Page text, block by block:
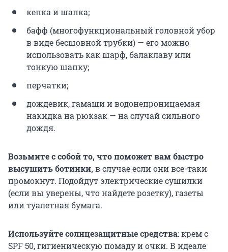
кепка и шапка;
бафф (многофункциональный головной убор
в виде бесшовной трубки) — его можно
использовать как шарф, балаклаву или
тонкую шапку;
перчатки;
дождевик, гамаши и водонепроницаемая
накидка на рюкзак — на случай сильного
дождя.
Возьмите с собой то, что поможет вам быстро
высушить ботинки,в случае если они все-таки
промокнут. Подойдут электрические сушилки
(если вы уверены, что найдете розетку), газеты
или туалетная бумага.
Используйте солнцезащитные средства: крем с
SPF 50, гигиеническую помаду и очки. В идеале